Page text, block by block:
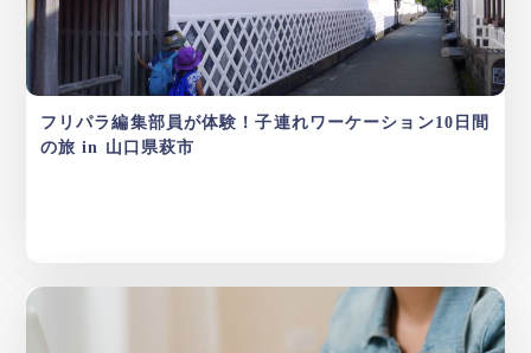
フリパラ編集部員が体験！子連れワーケーション10日間
の旅 in 山口県萩市